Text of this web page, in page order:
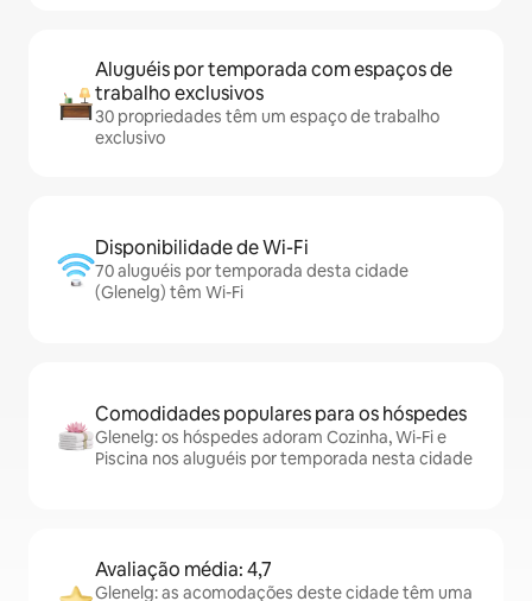
Aluguéis por temporada com espaços de
trabalho exclusivos
30 propriedades têm um espaço de trabalho
exclusivo
Disponibilidade de Wi-Fi
70 aluguéis por temporada desta cidade
(Glenelg) têm Wi-Fi
Comodidades populares para os hóspedes
Glenelg: os hóspedes adoram Cozinha, Wi-Fi e
Piscina nos aluguéis por temporada nesta cidade
Avaliação média: 4,7
Glenelg: as acomodações deste cidade têm uma